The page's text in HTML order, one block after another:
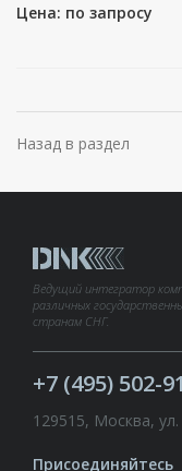
Цена: по запросу
Назад в раздел
Ведущий интегратор
различных
странам СНГ.
+7 (495) 502-
129515, Москва,
Присоединяйтесь